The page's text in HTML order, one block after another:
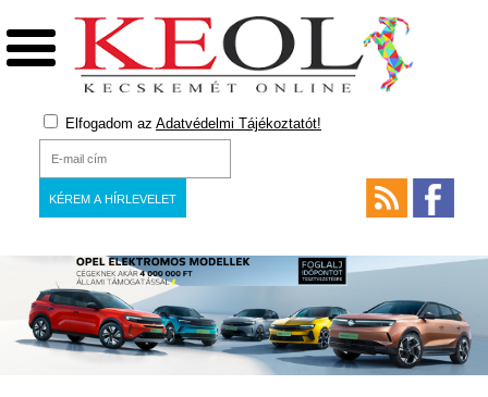
Elfogadom az Adatvédelmi Tájékoztatót!